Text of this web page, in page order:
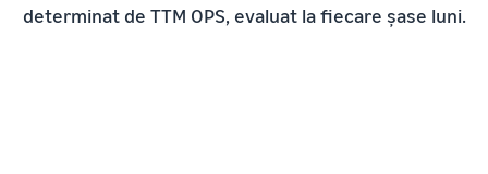
determinat de TTM OPS, evaluat la fiecare șase luni.